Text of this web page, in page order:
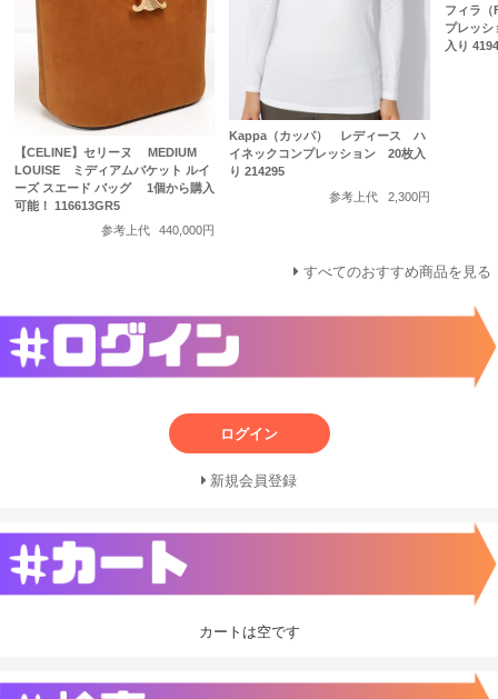
【CELINE】セリーヌ MEDIUM
LOUISE ミディアムバケット ルイ
ーズ スエード バッグ 1個から購入
可能！ 116613GR5
参考上代
440,000円
Kappa（カッパ） レディース ハ
イネックコンプレッション 20枚入
り 214295
参考上代
2,300円
フィラ
プレッ
入り
すべてのおすすめ商品を見る
ログイン
新規会員登録
カートは空です